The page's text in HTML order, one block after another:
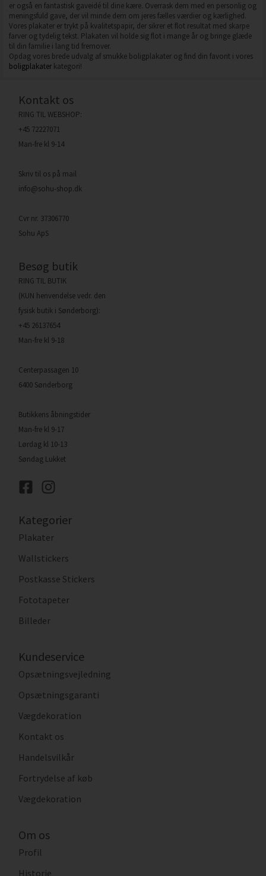
er også en fantastisk gaveidé til dine kære. Overrask dem med en personlig og
meningsfuld gave, der vil minde dem om jeres fælles værdier og kærlighed.
Vores plakater er trykt på kvalitetspapir, der sikrer et flot resultat med skarpe
farver og tydelig tekst. Plakaten vil holde sig flot i mange år og bringe glæde
til din familie i lang tid fremover.
Opdag vores brede udvalg af smukke boligplakater og find din favorit i vores
boligplakater kategori!
Kontakt os
RING TIL WEBSHOP:
+45 72227071
Man-fre kl 9-14
Skriv til os på mail
info@sohu-shop.dk
Cvr nr. 37306770
Sohu ApS
Besøg butik
RING TIL BUTIK
(KUN henvendelse vedr. den
fysisk butik i Sønderborg):
+45 26137654
Man-fre kl 9-18
Centerpassagen 10
6400 Sønderborg
Butikkens åbningstider
Man-fre kl 9-17
Lørdag kl 10-13
Søndag Lukket
Kategorier
Plakater
Wallstickers
Postkasse Stickers
Fototapeter
Billeder
Kundeservice
Opsætningsvejledning
Opsætningsgaranti
Vægdekoration
Kontakt os
Handelsvilkår
Fortrydelse af køb
Vægdekoration
Om os
Profil
Historie